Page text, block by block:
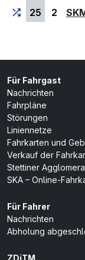
25
2
Für Fahrgast
Nachrichten
Fahrpläne
Störungen
Liniennetze
Fahrkarten und
Verkauf der
Stettiner
SKA – Online-
Für Fahrer
Nachrichten
Abholung
ZDiTM